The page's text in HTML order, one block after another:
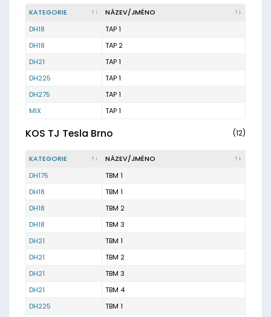
KATEGORIE
NÁZEV/JMÉNO
DH18
TAP 1
DH18
TAP 2
DH21
TAP 1
DH225
TAP 1
DH275
TAP 1
MIX
TAP 1
KOS TJ Tesla Brno (12)
KATEGORIE
NÁZEV/JMÉNO
DH175
TBM 1
DH18
TBM 1
DH18
TBM 2
DH18
TBM 3
DH21
TBM 1
DH21
TBM 2
DH21
TBM 3
DH21
TBM 4
DH225
TBM 1